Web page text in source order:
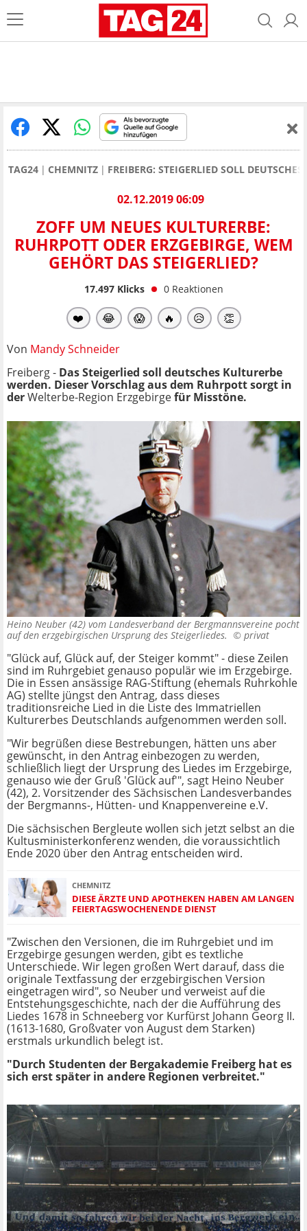
TAG24 CHEMNITZ FREIBERG: STEIGERLIED SOLL
02.12.2019 06:09
ZOFF UM NEUES KULTURERBE:
RUHRPOTT ODER ERZGEBIRGE, WEM
GEHÖRT DAS STEIGERLIED?
17.497Klicks 0 Reaktionen
❤️ 😂 😱 🔥 😥 👏
Von Mandy Schneider
Freiberg - Das Steigerlied soll deutsches Kulturerbe
werden. Dieser Vorschlag aus dem Ruhrpott sorgt in
derWelterbe-Region Erzgebirgefür Misstöne.
Heino Neuber (42) vom Landesverband der Bergmannsvereine pocht
auf den erzgebirgischen Ursprung des Steigerliedes. © privat
"Glück auf, Glück auf, der Steiger kommt" - diese Zeilen
sind im Ruhrgebiet genauso populär wie im Erzgebirge.
Die in Essen ansässige RAG-Stiftung (ehemals Ruhrkohle
AG) stellte jüngst den Antrag, dass dieses
traditionsreiche Lied in die Liste des Immatriellen
Kulturerbes Deutschlands aufgenommen werden soll.
"Wir begrüßen diese Bestrebungen, hätten uns aber
gewünscht, in den Antrag einbezogen zu werden,
schließlich liegt der Ursprung des Liedes im Erzgebirge,
genauso wie der Gruß 'Glück auf'", sagt Heino Neuber
(42), 2. Vorsitzender des Sächsischen Landesverbandes
der Bergmanns-, Hütten- und Knappenvereine e.V.
Die sächsischen Bergleute wollen sich jetzt selbst an die
Kultusministerkonferenz wenden, die voraussichtlich
Ende 2020 über den Antrag entscheiden wird.
CHEMNITZ
DIESE ÄRZTE UND APOTHEKEN HABEN AM LANGEN
FEIERTAGSWOCHENENDE DIENST
"Zwischen den Versionen, die im Ruhrgebiet und im
Erzgebirge gesungen werden, gibt es textliche
Unterschiede. Wir legen großen Wert darauf, dass die
originale Textfassung der erzgebirgischen Version
eingetragen wird", so Neuber und verweist auf die
Entstehungsgeschichte, nach der die Aufführung des
Liedes 1678 in Schneeberg vor Kurfürst Johann Georg II.
(1613-1680, Großvater von August dem Starken)
erstmals urkundlich belegt ist.
"Durch Studenten der Bergakademie Freiberg hat es
sich erst später in andere Regionen verbreitet."